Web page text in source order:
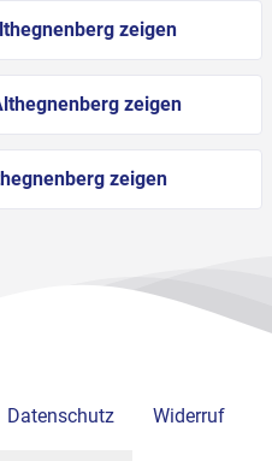
zeigen
zeigen
zeigen
Datenschutz Widerruf